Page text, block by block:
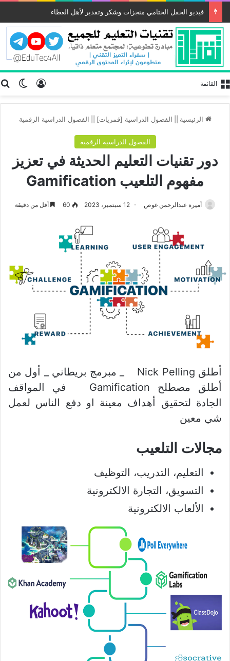
فيديو الحفل الختامي منجزات وشكر وتقدير لأهل العطاء
تسجيل القائمة
الرئيسية الفصول الدراسية [قمريات] الفصول الدراسية الرقمية
الفصول الدراسية الرقمية
دور تقنيات التعليم الحديثة في تعزيز
مفهوم التلعيب Gamification
أميرة عبدالرحمن غوص 12 سبتمبر، 2023 60 أقل من دقيقة
أطلق Nick Pelling _ مبرمج بريطاني _ أول من
أطلق مصطلح Gamification في المواقف
الجادة لتحقيق أهداف معينة او دفع الناس لعمل
شي معين
مجالات التلعيب
التعليم، التدريب، التوظيف
التسويق، التجارة الالكترونية
الألعاب الالكترونية